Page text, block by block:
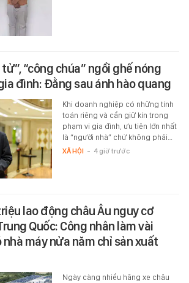
“công chúa” ngồi ghế nóng
đình: Đằng sau ánh hào quang
Khi doanh nghiệp có những tính
toán riêng và cần giữ kín trong
phạm vi gia đình, ưu tiên lớn nhất
là “người nhà” chứ không phải…
XÃ HỘI - 4 giờ trước
lao động châu Âu nguy cơ
Quốc: Công nhân làm vài
máy nửa năm chỉ sản xuất
Ngày càng nhiều hãng xe châu